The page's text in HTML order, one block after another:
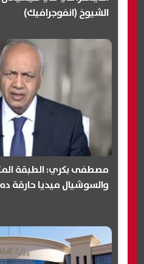
الشيوخ (انفوجرافيك)
مصطفى بكري: الطبقة
والسوشيال ميديا حارقة